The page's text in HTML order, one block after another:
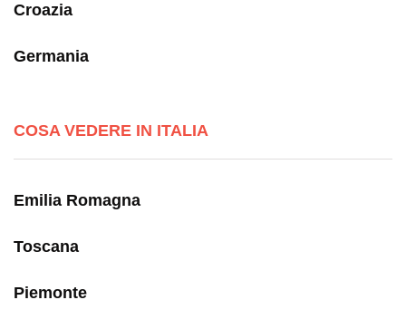
Croazia
Germania
COSA VEDERE IN ITALIA
Emilia Romagna
Toscana
Piemonte